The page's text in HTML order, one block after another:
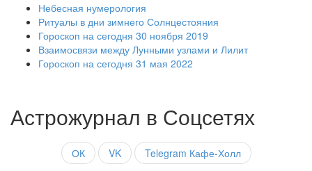
Небесная нумерология
Ритуалы в дни зимнего Солнцестояния
Гороскоп на сегодня 30 ноября 2019
Взаимосвязи между Лунными узлами и Лилит
Гороскоп на сегодня 31 мая 2022
Астрожурнал в Соцсетях
ОК VK Telegram Кафе-Холл